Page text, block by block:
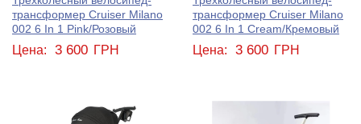
трансформер Cruiser Milano
002 6 In 1 Pink/Розовый
Цена: 3 600 ГРН
трансформер Cruiser Milano
002 6 In 1 Cream/Кремовый
Цена: 3 600 ГРН